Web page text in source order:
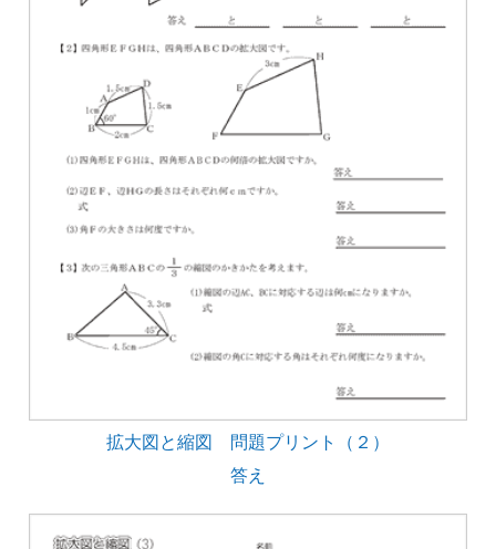
拡大図と縮図 問題プリント（２）
答え